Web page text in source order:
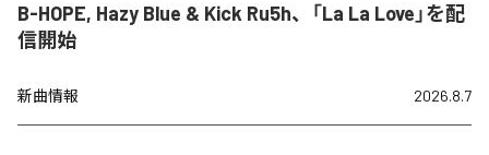
B-HOPE, Hazy Blue & Kick Ru5h、「La La Love」を配
信開始
新曲情報 2026.8.7